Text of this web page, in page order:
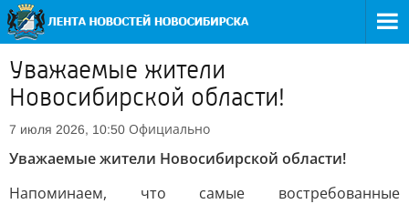
Уважаемые жители
Новосибирской области!
7 июля 2026, 10:50 Официально
Уважаемые жители Новосибирской области!
Напоминаем, что самые востребованные